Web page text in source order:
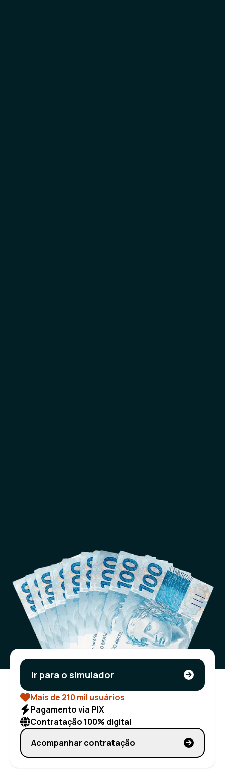
Ir para o simulador
Mais de 210 mil usuários
Pagamento via PIX
Contratação 100% digital
Acompanhar contratação